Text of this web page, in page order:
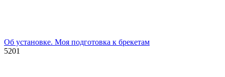
Об установке. Моя подготовка к брекетам
5201